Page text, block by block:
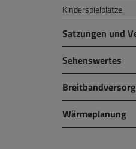
Kinderspielplätze
Satzungen und
Sehenswertes
Wärmeplanung